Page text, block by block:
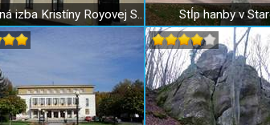
Pamätná izba Kristíny Royovej Stará Turá Stĺp hanby v